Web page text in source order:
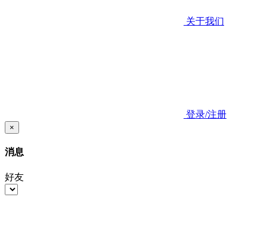
关于我们
登录/注册
×
消息
好友